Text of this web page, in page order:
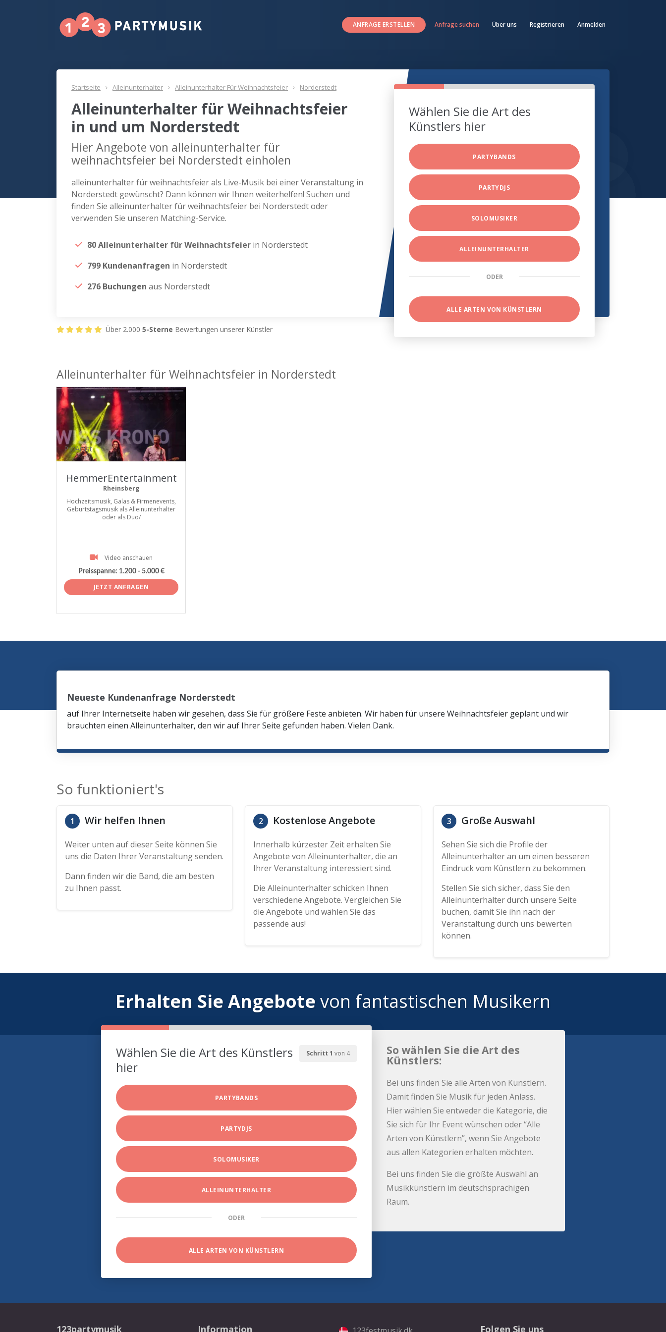
ANFRAGE ERSTELLEN Anfrage suchen Über uns Registrieren Anmelden
Startseite Alleinunterhalter Alleinunterhalter Für Weihnachtsfeier Norderstedt
Alleinunterhalter für Weihnachtsfeier
in und um Norderstedt
Hier Angebote von alleinunterhalter für
weihnachtsfeier bei Norderstedt einholen
alleinunterhalter für weihnachtsfeier als Live-Musik bei einer Veranstaltung in
Norderstedt gewünscht? Dann können wir Ihnen weiterhelfen! Suchen und
finden Sie alleinunterhalter für weihnachtsfeier bei Norderstedt oder
verwenden Sie unseren Matching-Service.
80 Alleinunterhalter für Weihnachtsfeier in Norderstedt
799 Kundenanfragen in Norderstedt
276 Buchungen aus Norderstedt
Wählen Sie die Art des
Künstlers hier
PARTYBANDS
PARTYDJS
SOLOMUSIKER
ALLEINUNTERHALTER
ODER
ALLE ARTEN VON KÜNSTLERN
Über 2.000 5-Sterne Bewertungen unserer Künstler
Alleinunterhalter für Weihnachtsfeier in Norderstedt
ProArtist
HemmerEntertainment
Rheinsberg
Hochzeitsmusik, Galas & Firmenevents,
Geburtstagsmusik als Alleinunterhalter
oder als Duo/
Video anschauen
Preisspanne: 1.200 - 5.000 €
JETZT ANFRAGEN
Neueste Kundenanfrage Norderstedt
auf Ihrer Internetseite haben wir gesehen, dass Sie für größere Feste anbieten. Wir haben für unsere Weihnachtsfeier geplant und wir
brauchten einen Alleinunterhalter, den wir auf Ihrer Seite gefunden haben. Vielen Dank.
So funktioniert's
1 Wir helfen Ihnen
Weiter unten auf dieser Seite können Sie
uns die Daten Ihrer Veranstaltung senden.
Dann finden wir die Band, die am besten
zu Ihnen passt.
2 Kostenlose Angebote
Innerhalb kürzester Zeit erhalten Sie
Angebote von Alleinunterhalter, die an
Ihrer Veranstaltung interessiert sind.
Die Alleinunterhalter schicken Ihnen
verschiedene Angebote. Vergleichen Sie
die Angebote und wählen Sie das
passende aus!
3 Große Auswahl
Sehen Sie sich die Profile der
Alleinunterhalter an um einen besseren
Eindruck vom Künstlern zu bekommen.
Stellen Sie sich sicher, dass Sie den
Alleinunterhalter durch unsere Seite
buchen, damit Sie ihn nach der
Veranstaltung durch uns bewerten
können.
Erhalten Sie Angebote von fantastischen Musikern
Schritt 1 von 4
Wählen Sie die Art des Künstlers
hier
PARTYBANDS
PARTYDJS
SOLOMUSIKER
ALLEINUNTERHALTER
ODER
ALLE ARTEN VON KÜNSTLERN
So wählen Sie die Art des
Künstlers:
Bei uns finden Sie alle Arten von Künstlern.
Damit finden Sie Musik für jeden Anlass.
Hier wählen Sie entweder die Kategorie, die
Sie sich für Ihr Event wünschen oder “Alle
Arten von Künstlern”, wenn Sie Angebote
aus allen Kategorien erhalten möchten.
Bei uns finden Sie die größte Auswahl an
Musikkünstlern im deutschsprachigen
Raum.
123partymusik Information Folgen Sie uns